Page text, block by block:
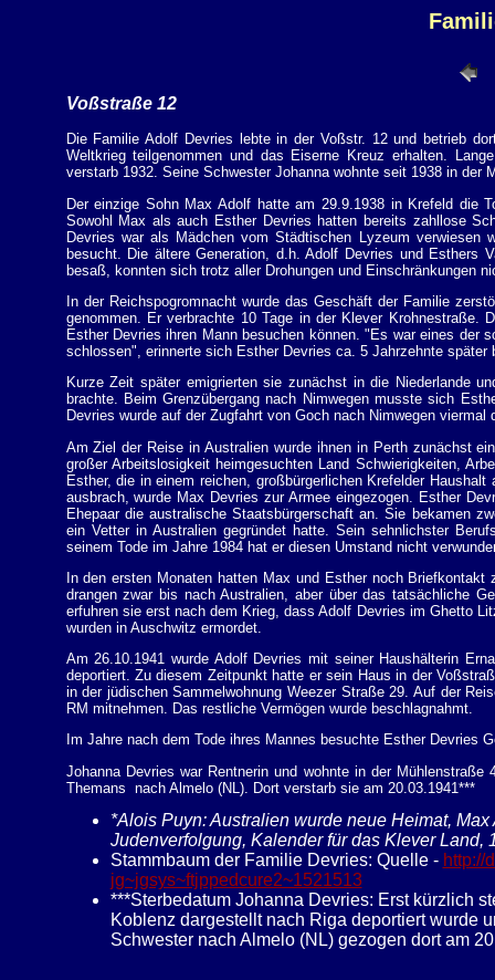
Voßstraße 12
Die Familie Adolf Devries lebte in der Voßstr. 12 und betrieb
Weltkrieg teilgenommen und das Eiserne Kreuz erhalten.
verstarb 1932. Seine Schwester Johanna wohnte seit 1938 in der
Der einzige Sohn Max Adolf hatte am 29.9.1938 in Krefeld die
Sowohl Max als auch Esther Devries hatten bereits zahllose
Devries war als Mädchen vom Städtischen Lyzeum
besucht. Die ältere Generation, d.h. Adolf Devries und Esthers
besaß, konnten sich trotz aller Drohungen und Einschränkungen
In der Reichspogromnacht wurde das Geschäft der Familie
genommen. Er verbrachte 10 Tage in der Klever Krohnestraße.
Esther Devries ihren Mann besuchen können. "Es war eines
schlossen", erinnerte sich Esther Devries ca. 5 Jahrzehnte später
Kurze Zeit später emigrierten sie zunächst in die Niederlande
brachte. Beim Grenzübergang nach Nimwegen musste sich
Devries wurde auf der Zugfahrt von Goch nach Nimwegen viermal
Am Ziel der Reise in Australien wurde ihnen in Perth zunächst
großer Arbeitslosigkeit heimgesuchten Land Schwierigkeiten,
Esther, die in einem reichen, großbürgerlichen Krefelder
ausbrach, wurde Max Devries zur Armee eingezogen. Esther
Ehepaar die australische Staatsbürgerschaft an. Sie bekamen
ein Vetter in Australien gegründet hatte. Sein sehnlichster
seinem Tode im Jahre 1984 hat er diesen Umstand nicht
In den ersten Monaten hatten Max und Esther noch
drangen zwar bis nach Australien, aber über das tatsächliche
erfuhren sie erst nach dem Krieg, dass Adolf Devries im Ghetto
wurden in Auschwitz ermordet.
Am 26.10.1941 wurde Adolf Devries mit seiner Haushälterin
deportiert. Zu diesem Zeitpunkt hatte er sein Haus in der
in der jüdischen Sammelwohnung Weezer Straße 29. Auf der
RM mitnehmen. Das restliche Vermögen wurde beschlagnahmt.
Im Jahre nach dem Tode ihres Mannes besuchte Esther Devries
Johanna Devries war Rentnerin und wohnte in der
Themans nach Almelo (NL). Dort verstarb sie am 20.03.1941***
*Alois Puyn: Australien wurde neue Heimat,
Judenverfolgung, Kalender für das Klever Land,
Stammbaum der Familie Devries: Quelle - http://
jg~jgsys~ftjppedcure2~1521513
***Sterbedatum Johanna Devries: Erst kürzlich
Koblenz dargestellt nach Riga deportiert wurde
Schwester nach Almelo (NL) gezogen dort am